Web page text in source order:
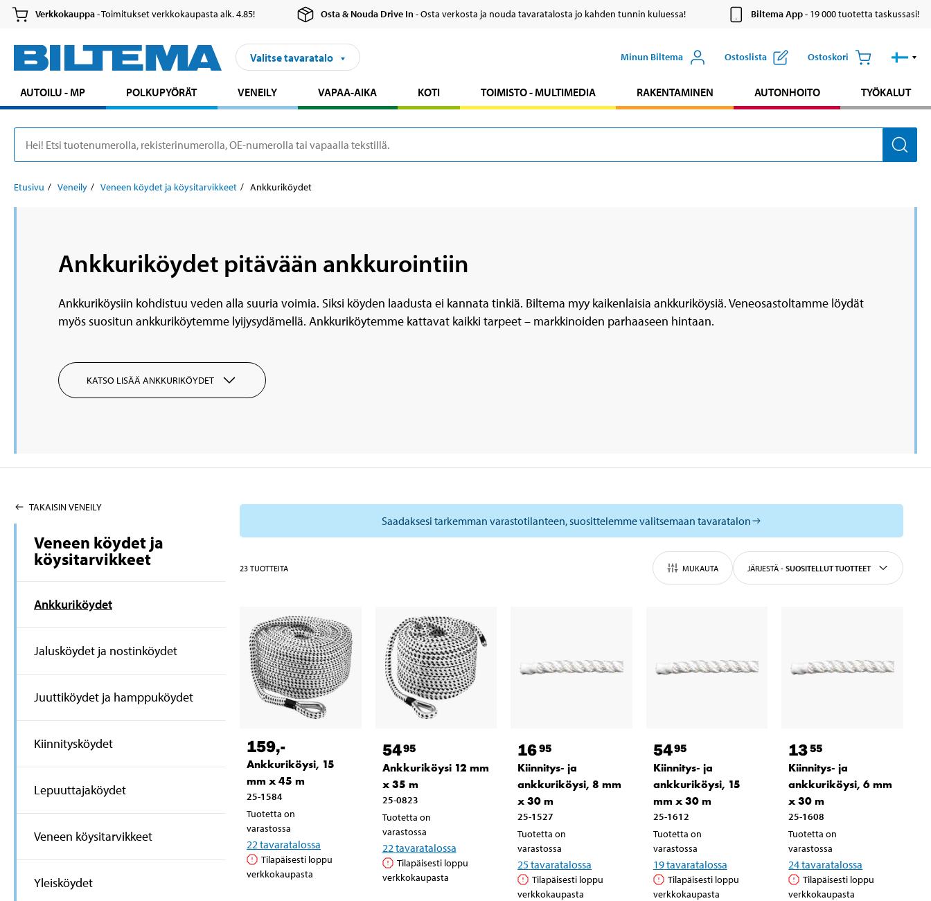
Verkkokauppa- Toimitukset verkkokaupasta alk. 4.85! Osta & Nouda Drive In- Osta verkosta ja nouda tavaratalosta jo kahden tunnin kuluessa! Biltema App- 19 000 tuotetta taskussasi!
Valitse tavaratalo Minun Biltema Ostoslista Ostoskori
AUTOILU - MP POLKUPYÖRÄT VENEILY VAPAA-AIKA KOTI TOIMISTO - MULTIMEDIA RAKENTAMINEN AUTONHOITO TYÖKALUT
Etusivu Veneily Veneen köydet ja köysitarvikkeet Ankkuriköydet
Ankkuriköydet pitävään ankkurointiin
Ankkuriköysiin kohdistuu veden alla suuria voimia. Siksi köyden laadusta ei kannata tinkiä. Biltema myy kaikenlaisia ankkuriköysiä. Veneosastoltamme löydät
myös suositun ankkuriköytemme lyijysydämellä. Ankkuriköytemme kattavat kaikki tarpeet – markkinoiden parhaaseen hintaan.
KATSO LISÄÄ ANKKURIKÖYDET
TAKAISIN VENEILY
Veneen köydet ja
köysitarvikkeet
Ankkuriköydet
Jalusköydet ja nostinköydet
Juuttiköydet ja hamppuköydet
Kiinnitysköydet
Lepuuttajaköydet
Veneen köysitarvikkeet
Yleisköydet
Saadaksesi tarkemman varastotilanteen, suosittelemme valitsemaan tavaratalon
23 TUOTTEITA MUKAUTA JÄRJESTÄ - SUOSITELLUT TUOTTEET
159,-
Ankkuriköysi, 15
mm x 45 m
25-1584
Tuotetta on
varastossa
22 tavaratalossa
Tilapäisesti loppu
verkkokaupasta
5495
Ankkuriköysi 12 mm
x 35 m
25-0823
Tuotetta on
varastossa
22 tavaratalossa
Tilapäisesti loppu
verkkokaupasta
1695
Kiinnitys- ja
ankkuriköysi, 8 mm
x 30 m
25-1527
Tuotetta on
varastossa
25tavaratalossa
Tilapäisesti loppu
verkkokaupasta
5495
Kiinnitys- ja
ankkuriköysi, 15
mm x 30 m
25-1612
Tuotetta on
varastossa
19tavaratalossa
Tilapäisesti loppu
verkkokaupasta
1355
Kiinnitys- ja
ankkuriköysi, 6 mm
x 30 m
25-1608
Tuotetta on
varastossa
24tavaratalossa
Tilapäisesti loppu
verkkokaupasta